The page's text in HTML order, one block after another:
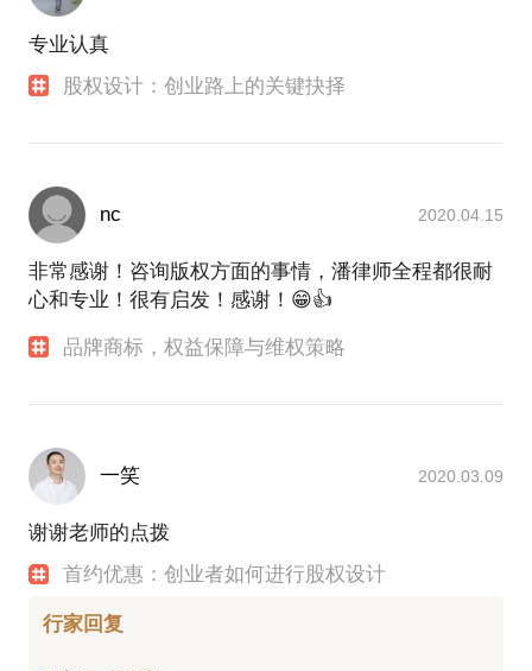
专业认真
股权设计：创业路上的关键抉择
nc 2020.04.15
非常感谢！咨询版权方面的事情，潘律师全程都很耐
心和专业！很有启发！感谢！😁👍
品牌商标，权益保障与维权策略
一笑 2020.03.09
谢谢老师的点拨
首约优惠：创业者如何进行股权设计
行家回复